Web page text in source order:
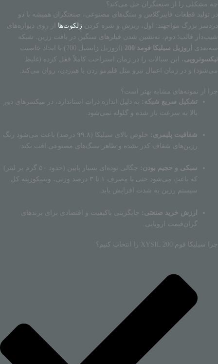
چه مشکلی را از صنعتگران حل می‌کند؟
در تولید قطعات فایبرگلاس و سنگ‌های مصنوعی، صنعتگران همیشه با دو
دردسر بزرگ مواجهند: اول، ریزش و شره کردن ژلکوت‌ها از روی دیواره‌های
شیب‌دار قالب؛ دوم، ته‌نشین شدن فیلرهای سنگین در بافت رزین. شبکه
سه‌بعدی
اروزیل سیلیکا فومد 200
(اروزیل زایسیل 200) با ایجاد خاصیت
تیکسوتروپی ، این سیالات را در زمان استراحت کاملاً قفل کرده (غلیظ
می‌شود) و در زمان اعمال نیرو مثل قلم‌مو زدن یا هم‌زدن، روان می‌کند.
چرا از نمونه‌های مشابه بهتر است؟
تشکیل سریع شبکه: به دلیل اندازه ذرات استاندارد، در میکسرهای دور
بالا به سرعت باز شده و گلوله نمی‌شود.
شفافیت پلیمری:
خلوص بالای سیلیکا (۹۹.۸ درصد) باعث می‌شود رنگ
رزین‌های شفاف کدر نشده و ظاهر سنگ‌های مصنوعی افت نکند.
سبکی و حجیم بودن:
چگالی توده‌ای بسیار پایین (حدود ۵۰ گرم بر لیتر)
که باعث می‌شود حتی با مصرف ۱ تا ۳ درصد وزنی، ویسکوزیته کل
سیستم رزین به شدت افزایش یابد.
ارزش خرید صنعتی: جایگزینی باکیفیت و اقتصادی برای برندهای
گران‌قیمت اروپایی.
چرا سیلیکا فوم XYSIL 200 را انتخاب کنیم؟